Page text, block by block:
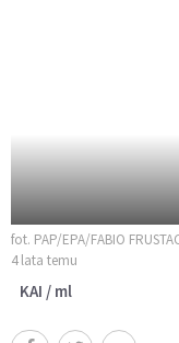
fot. PAP/EPA/FABIO
4 lata temu
KAI / ml